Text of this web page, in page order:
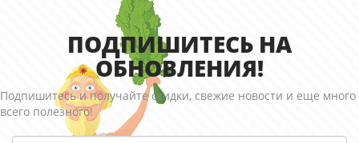
ПОДПИШИТЕСЬ НА
ОБНОВЛЕНИЯ!
Подпишитесь и получайте скидки, свежие новости и еще много
всего полезного!